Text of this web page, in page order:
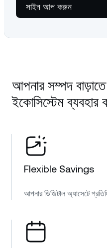
সাইন আপ করুন
আপনার সম্পদ
ইকোসিস্টেম
Flexible Savings
আপনার ডিজিটাল অ্যাসেটে